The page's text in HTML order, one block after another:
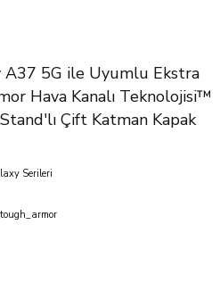
A37 5G ile Uyumlu Ekstra
Hava Kanalı Teknolojisi™
Çift Katman Kapak
Serileri